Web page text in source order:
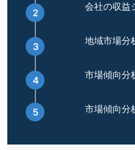
会社の収益
地域市場分
市場傾向分
市場傾向分